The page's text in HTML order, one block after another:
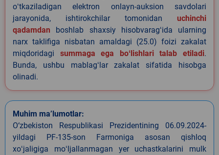
oʻtkaziladigan elektron onlayn-auksion savdolari
jarayonida, ishtirokchilar tomonidan uchinchi
qadamdan boshlab shaxsiy hisobvaragʻida ularning
narx taklifiga nisbatan amaldagi (25.0) foizi zakalat
miqdoridagi summaga ega boʻlishlari talab etiladi.
Bunda, ushbu mablagʻlar zakalat sifatida hisobga
olinadi.
Muhim ma’lumotlar:
O‘zbekiston Respublikasi Prezidentining 06.09.2024-
yildagi PF-135-son Farmoniga asosan qishloq
xoʻjaligiga moʻljallanmagan yer uchastkalarini mulk